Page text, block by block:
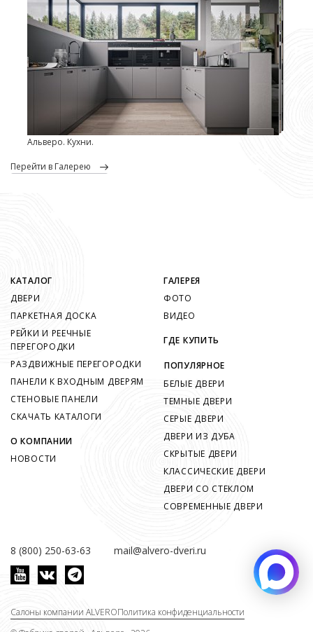
Альверо. Кухни.
перейти в Галерею
8 (800) 250-63-63 mail@alvero-dveri.ru
КАТАЛОГ
ДВЕРИ
ПАРКЕТНАЯ ДОСКА
РЕЙКИ И РЕЕЧНЫЕ
ПЕРЕГОРОДКИ
РАЗДВИЖНЫЕ ПЕРЕГОРОДКИ
ПАНЕЛИ К ВХОДНЫМ ДВЕРЯМ
СТЕНОВЫЕ ПАНЕЛИ
СКАЧАТЬ КАТАЛОГИ
О КОМПАНИИ
НОВОСТИ
ГАЛЕРЕЯ
ФОТО
ВИДЕО
ГДЕ КУПИТЬ
ПОПУЛЯРНОЕ
БЕЛЫЕ ДВЕРИ
ТЕМНЫЕ ДВЕРИ
СЕРЫЕ ДВЕРИ
ДВЕРИ ИЗ ДУБА
СКРЫТЫЕ ДВЕРИ
КЛАССИЧЕСКИЕ ДВЕРИ
ДВЕРИ СО СТЕКЛОМ
СОВРЕМЕННЫЕ ДВЕРИ
Салоны компании ALVEROПолитика конфиденциальности